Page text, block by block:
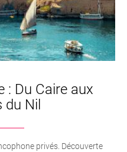
: Du Caire aux
du Nil
privés. Découverte